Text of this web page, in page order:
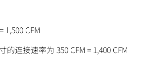
CFM
连接速率为 350 CFM = 1,400 CFM